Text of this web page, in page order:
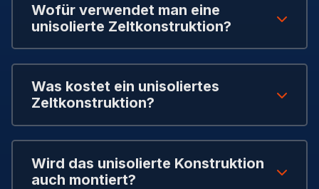
Wofür verwendet man eine
unisolierte Zeltkonstruktion?
Was kostet ein unisoliertes
Zeltkonstruktion?
Wird das unisolierte Konstruktion
auch montiert?